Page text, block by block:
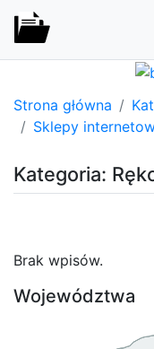
Strona główna
Sklepy
Kategoria:
Brak wpisów.
Województwa